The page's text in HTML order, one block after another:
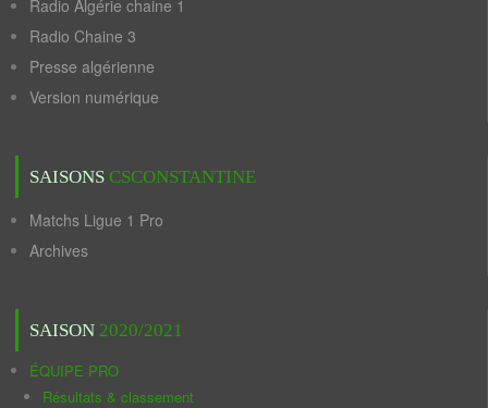
Radio Algérie chaine 1
Radio Chaine 3
Presse algérienne
Version numérique
SAISONS CSCONSTANTINE
Matchs Ligue 1 Pro
Archives
SAISON 2020/2021
ÉQUIPE PRO
Résultats & classement